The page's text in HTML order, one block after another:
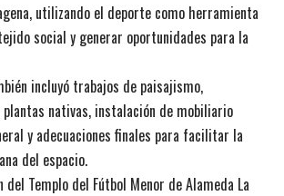
utilizando el deporte como herramienta
social y generar oportunidades para la
incluyó trabajos de paisajismo,
plantas nativas, instalación de mobiliario
y adecuaciones finales para facilitar la
del espacio.
del Templo del Fútbol Menor de Alameda La